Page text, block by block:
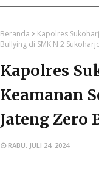
Beranda
Kapolres
Bullying di SMK N 2
Kapolres
Keamanan
Jateng Zero
RABU, JULI 24, 2024